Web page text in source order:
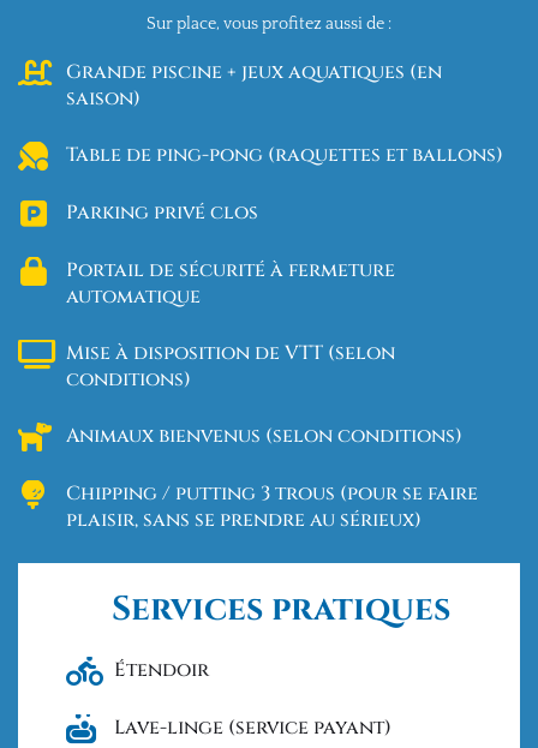
Sur place, vous profitez aussi de :
Grande piscine + jeux aquatiques (en
saison)
Table de ping-pong (raquettes et ballons)
Parking privé clos
Portail de sécurité à fermeture
automatique
Mise à disposition de VTT (selon
conditions)
Animaux bienvenus (selon conditions)
Chipping / putting 3 trous (pour se faire
plaisir, sans se prendre au sérieux)
Services pratiques
Étendoir
Lave-linge (service payant)